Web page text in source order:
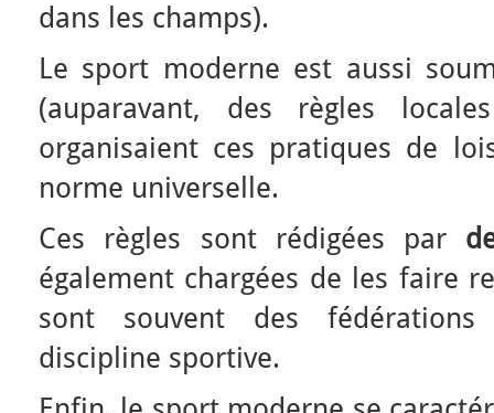
dans les champs).
Le sport moderne est aussi
(auparavant, des règles
organisaient ces pratiques de
norme universelle.
Ces règles sont rédigées par
également chargées de les faire
sont souvent des
discipline sportive.